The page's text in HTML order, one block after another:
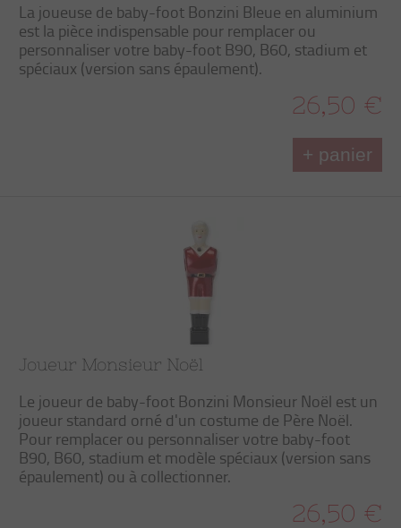
La joueuse de baby-foot Bonzini Bleue en aluminium
est la pièce indispensable pour remplacer ou
personnaliser votre baby-foot B90, B60, stadium et
spéciaux (version sans épaulement).
26,50 €
+ panier
Joueur Monsieur Noël
Le joueur de baby-foot Bonzini Monsieur Noël est un
joueur standard orné d'un costume de Père Noël.
Pour remplacer ou personnaliser votre baby-foot
B90, B60, stadium et modèle spéciaux (version sans
épaulement) ou à collectionner.
26,50 €